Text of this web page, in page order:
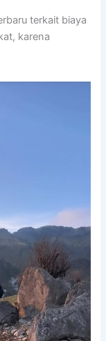
terkait biaya
karena